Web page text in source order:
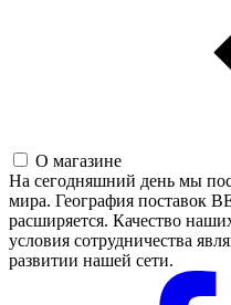
О магазине
На сегодняшний день мы
мира. География поставок
расширяется. Качество
условия сотрудничества
развитии нашей сети.